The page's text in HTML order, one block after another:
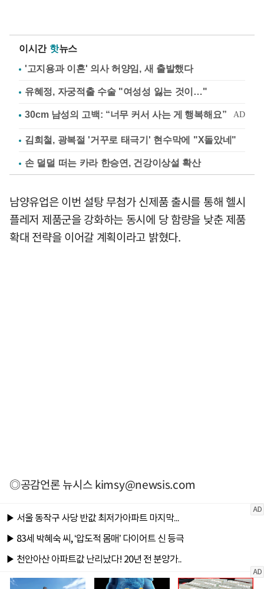
이시간 핫뉴스
'고지용과 이혼' 의사 허양임, 새 출발했다
유혜정, 자궁적출 수술 "여성성 잃는 것이…"
김희철, 광복절 '거꾸로 태극기' 현수막에 "X돌았네"
손 덜덜 떠는 카라 한승연, 건강이상설 확산
남양유업은 이번 설탕 무첨가 신제품 출시를 통해 헬시
플레저 제품군을 강화하는 동시에 당 함량을 낮춘 제품
확대 전략을 이어갈 계획이라고 밝혔다.
◎공감언론 뉴시스kimsy@newsis.com